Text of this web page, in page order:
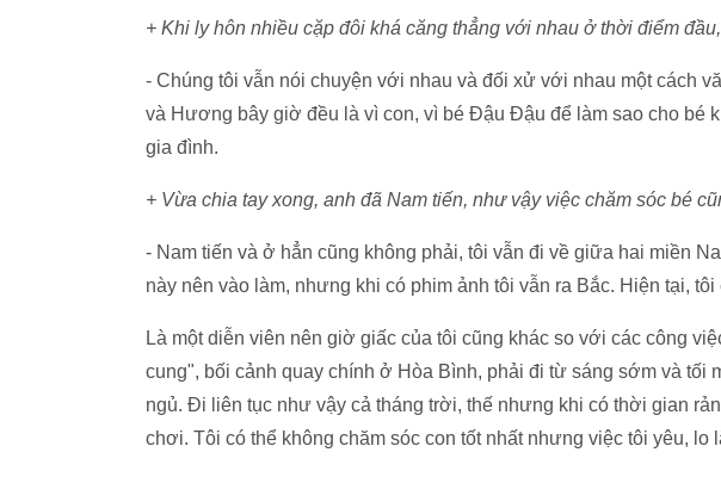
+ Khi ly hôn nhiều cặp đôi khá căng thẳng với nhau ở thời điểm
- Chúng tôi vẫn nói chuyện với nhau và đối xử với nhau một cách
và Hương bây giờ đều là vì con, vì bé Đậu Đậu để làm sao cho bé
gia đình.
+ Vừa chia tay xong, anh đã Nam tiến, như vậy việc chăm sóc bé
- Nam tiến và ở hẳn cũng không phải, tôi vẫn đi về giữa hai miền
này nên vào làm, nhưng khi có phim ảnh tôi vẫn ra Bắc. Hiện tại,
Là một diễn viên nên giờ giấc của tôi cũng khác so với các công
cung", bối cảnh quay chính ở Hòa Bình, phải đi từ sáng sớm và tối
ngủ. Đi liên tục như vậy cả tháng trời, thế nhưng khi có thời gian
chơi. Tôi có thể không chăm sóc con tốt nhất nhưng việc tôi yêu, lo